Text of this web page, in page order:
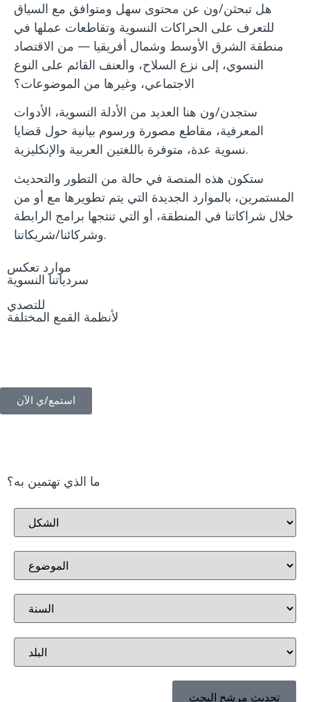
هل تبحثن/ون عن محتوى سهل ومتوافق مع السياق
للتعرف على الحراكات النسوية وتقاطعات عملها في
منطقة الشرق الأوسط وشمال أفريقيا — من الاقتصاد
النسوي، إلى نزع السلاح، والعنف القائم على النوع
الاجتماعي، وغيرها من الموضوعات؟
ستجدن/ون هنا العديد من الأدلة النسوية، الأدوات
المعرفية، مقاطع مصورة ورسوم بيانية حول قضايا
نسوية عدة، متوفرة باللغتين العربية والإنكليزية.
ستكون هذه المنصة في حالة من التطور والتحديث
المستمرين، بالموارد الجديدة التي يتم تطويرها مع أو من
خلال شراكاتنا في المنطقة، أو التي تنتجها برامج الرابطة
وشركائنا/شريكاتنا.
موارد تعكس
سردياتنا النسوية
للتصدي
لأنظمة القمع المختلفة
استمع/ي الآن
ما الذي تهتمين به؟
تحديث مرشح البحث